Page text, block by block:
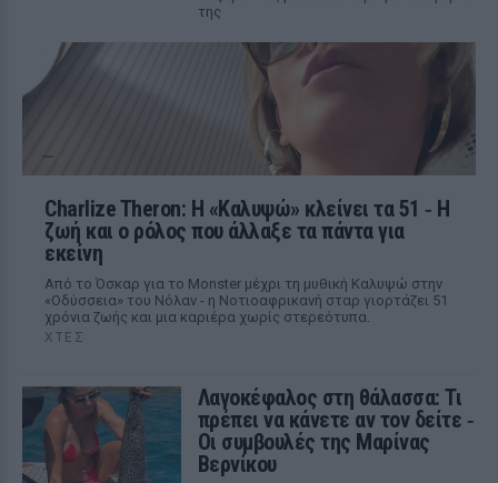
της
Charlize Theron: Η «Καλυψώ» κλείνει τα 51 ‑ H
ζωή και ο ρόλος που άλλαξε τα πάντα για
εκείνη
Από το Όσκαρ για το Monster μέχρι τη μυθική Καλυψώ στην
«Οδύσσεια» του Νόλαν - η Νοτιοαφρικανή σταρ γιορτάζει 51
χρόνια ζωής και μια καριέρα χωρίς στερεότυπα.
ΧΤΕΣ
Λαγοκέφαλος στη θάλασσα: Τι
πρέπει να κάνετε αν τον δείτε ‑
Οι συμβουλές της Μαρίνας
Βερνίκου